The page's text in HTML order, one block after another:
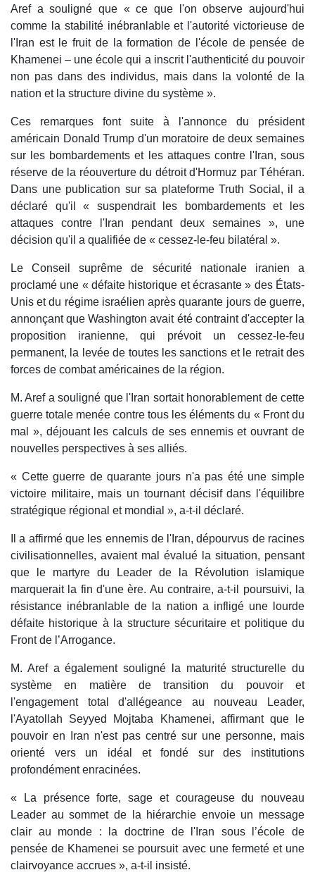
Aref a souligné que « ce que l'on observe aujourd'hui
comme la stabilité inébranlable et l'autorité victorieuse de
l'Iran est le fruit de la formation de l'école de pensée de
Khamenei – une école qui a inscrit l'authenticité du pouvoir
non pas dans des individus, mais dans la volonté de la
nation et la structure divine du système ».
Ces remarques font suite à l'annonce du président
américain Donald Trump d'un moratoire de deux semaines
sur les bombardements et les attaques contre l'Iran, sous
réserve de la réouverture du détroit d'Hormuz par Téhéran.
Dans une publication sur sa plateforme Truth Social, il a
déclaré qu'il « suspendrait les bombardements et les
attaques contre l'Iran pendant deux semaines », une
décision qu'il a qualifiée de « cessez-le-feu bilatéral ».
Le Conseil suprême de sécurité nationale iranien a
proclamé une « défaite historique et écrasante » des États-
Unis et du régime israélien après quarante jours de guerre,
annonçant que Washington avait été contraint d'accepter la
proposition iranienne, qui prévoit un cessez-le-feu
permanent, la levée de toutes les sanctions et le retrait des
forces de combat américaines de la région.
M. Aref a souligné que l'Iran sortait honorablement de cette
guerre totale menée contre tous les éléments du « Front du
mal », déjouant les calculs de ses ennemis et ouvrant de
nouvelles perspectives à ses alliés.
« Cette guerre de quarante jours n'a pas été une simple
victoire militaire, mais un tournant décisif dans l'équilibre
stratégique régional et mondial », a-t-il déclaré.
Il a affirmé que les ennemis de l'Iran, dépourvus de racines
civilisationnelles, avaient mal évalué la situation, pensant
que le martyre du Leader de la Révolution islamique
marquerait la fin d'une ère. Au contraire, a-t-il poursuivi, la
résistance inébranlable de la nation a infligé une lourde
défaite historique à la structure sécuritaire et politique du
Front de l’Arrogance.
M. Aref a également souligné la maturité structurelle du
système en matière de transition du pouvoir et
l'engagement total d'allégeance au nouveau Leader,
l'Ayatollah Seyyed Mojtaba Khamenei, affirmant que le
pouvoir en Iran n'est pas centré sur une personne, mais
orienté vers un idéal et fondé sur des institutions
profondément enracinées.
« La présence forte, sage et courageuse du nouveau
Leader au sommet de la hiérarchie envoie un message
clair au monde : la doctrine de l'Iran sous l’école de
pensée de Khamenei se poursuit avec une fermeté et une
clairvoyance accrues », a-t-il insisté.